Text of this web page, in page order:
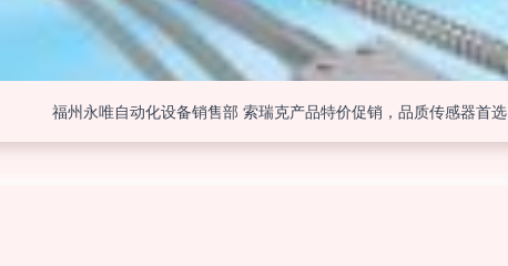
福州永唯自动化设备销售部 索瑞克产品特价促销，品质传感器首选